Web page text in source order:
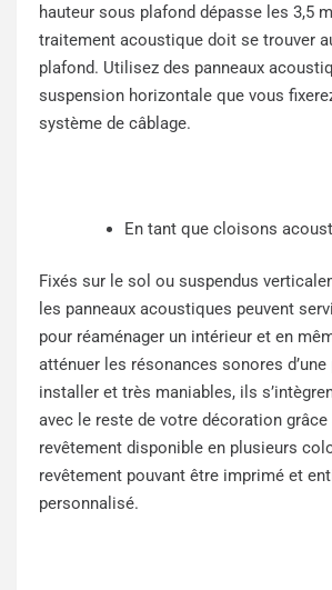
hauteur sous plafond dépasse les 3,5
traitement acoustique doit se trouver
plafond. Utilisez des panneaux
suspension horizontale que vous
système de câblage.
En tant que cloisons
Fixés sur le sol ou suspendus
les panneaux acoustiques peuvent
pour réaménager un intérieur et en
atténuer les résonances sonores
installer et très maniables, ils
avec le reste de votre décoration grâce
revêtement disponible en plusieurs
revêtement pouvant être imprimé et
personnalisé.